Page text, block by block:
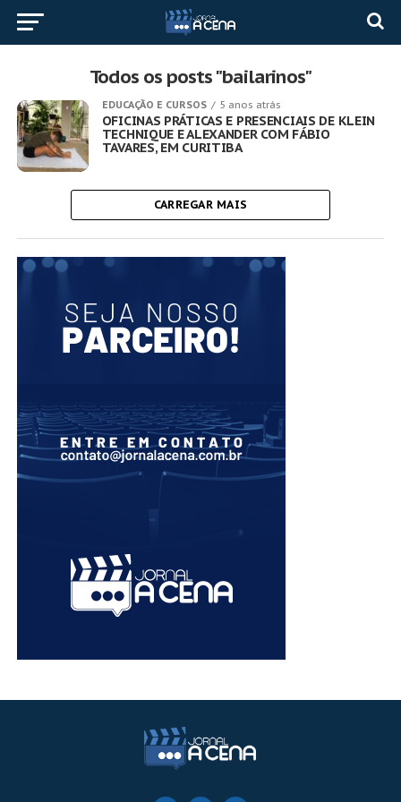
Todos os posts "bailarinos"
EDUCAÇÃO E CURSOS 5 anos atrás
OFICINAS PRÁTICAS E PRESENCIAIS DE KLEIN
TECHNIQUE E ALEXANDER COM FÁBIO
TAVARES, EM CURITIBA
CARREGAR MAIS